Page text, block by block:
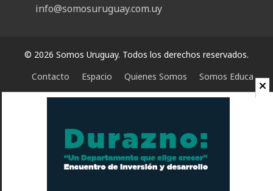
info@somosuruguay.com.uy
© 2026 Somos Uruguay. Todos los derechos reservados.
Contacto
Espacio Quienes Somos Somos Educa